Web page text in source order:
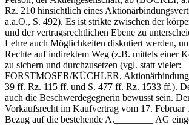
Rz. 210 hinsichtlich eines
a.a.O., S. 492). Es ist strikte zwischen der
und der vertragsrechtlichen Ebene zu
Lehre auch Möglichkeiten diskutiert werden,
Rechte auf indirektem Weg (z.B. mittels einer
zu sichern und durchzusetzen (vgl. statt vieler:
FORSTMOSER/KÜCHLER,
39 ff. Rz. 115 ff. und S. 477 ff. Rz. 1533 ff.).
auch die Beschwerdegegnerin bewusst sein.
Vorkaufsrecht im Kaufvertrag vom 17. Februar
Bezug auf die bestehende A.________ AG